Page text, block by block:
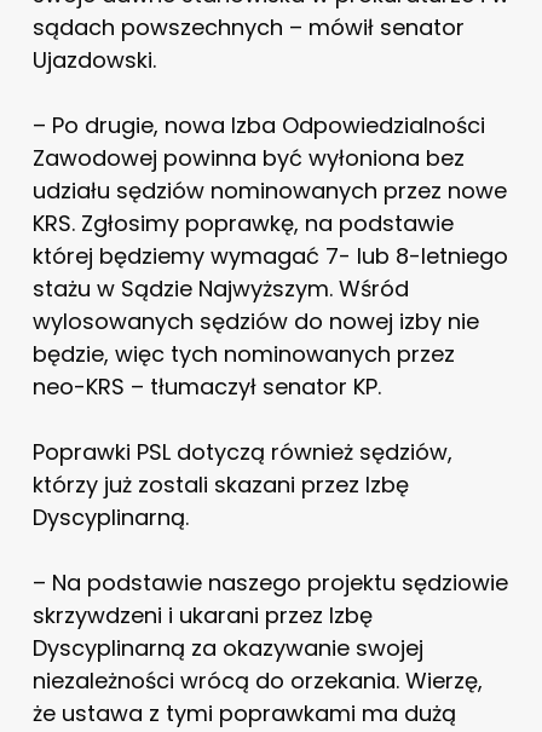
sądach powszechnych – mówił senator
Ujazdowski.
– Po drugie, nowa Izba Odpowiedzialności
Zawodowej powinna być wyłoniona bez
udziału sędziów nominowanych przez nowe
KRS. Zgłosimy poprawkę, na podstawie
której będziemy wymagać 7- lub 8-letniego
stażu w Sądzie Najwyższym. Wśród
wylosowanych sędziów do nowej izby nie
będzie, więc tych nominowanych przez
neo-KRS – tłumaczył senator KP.
Poprawki PSL dotyczą również sędziów,
którzy już zostali skazani przez Izbę
Dyscyplinarną.
– Na podstawie naszego projektu sędziowie
skrzywdzeni i ukarani przez Izbę
Dyscyplinarną za okazywanie swojej
niezależności wrócą do orzekania. Wierzę,
że ustawa z tymi poprawkami ma dużą